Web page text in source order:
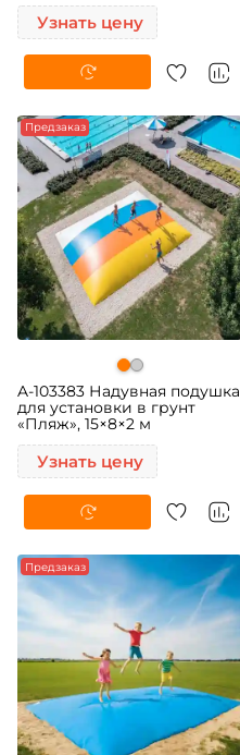
Узнать цену
Предзаказ
A-103383 Надувная подушка
для установки в грунт
«Пляж», 15×8×2 м
Узнать цену
Предзаказ